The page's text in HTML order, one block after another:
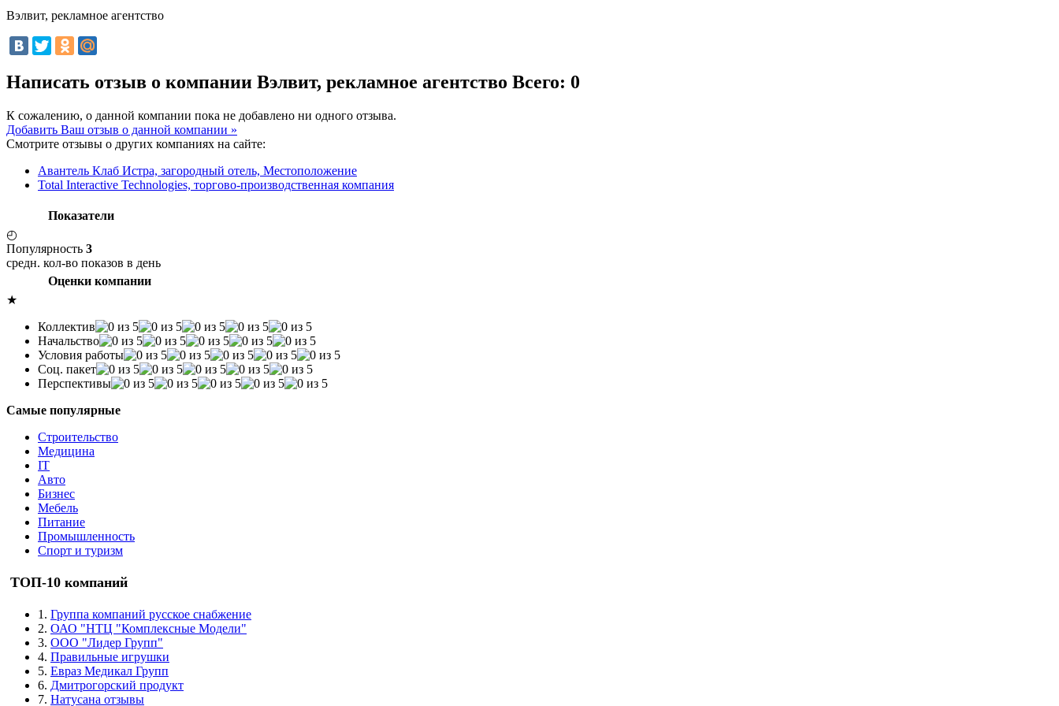
Вэлвит, рекламное агентство
Написать отзыв о компании Вэлвит, рекламное агентство Всего: 0
К сожалению, о данной компании пока не добавлено ни одного отзыва.
Добавить Ваш отзыв о данной компании »
Смотрите отзывы о других компаниях на сайте:
Авантель Клаб Истра, загородный отель, Местоположение
Total Interactive Technologies, торгово-производственная компания
Показатели
◴
Популярность 3
средн. кол-во показов в день
Оценки компании
★
Коллектив
Начальство
Условия работы
Соц. пакет
Перспективы
Самые популярные
Строительство
Медицина
IT
Авто
Бизнес
Мебель
Питание
Промышленность
Спорт и туризм
ТОП-10 компаний
1. Группа компаний русское снабжение
2. ОАО "НТЦ "Комплексные Модели"
3. ООО "Лидер Групп"
4. Правильные игрушки
5. Евраз Медикал Групп
6. Дмитрогорский продукт
7. Натусана отзывы